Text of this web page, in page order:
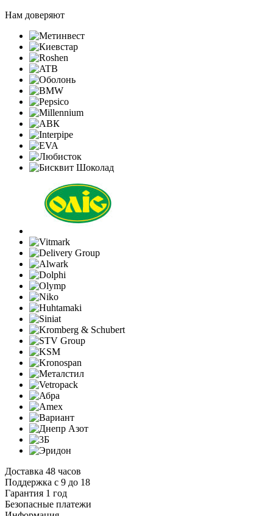
Нам доверяют
Доставка 48 часов
Поддержка с 9 до 18
Гарантия 1 год
Безопасные платежи